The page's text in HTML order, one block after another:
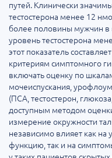
путей. Клинически
тестостерона менее 12
более половины мужчин в
уровень тестостерона
этот показатель
критериям симптомного
включать оценку по
мочеиспускания,
(ПСА, тестостерон,
доступным методом
измерение окружности
независимо влияет как на
функцию, так и на